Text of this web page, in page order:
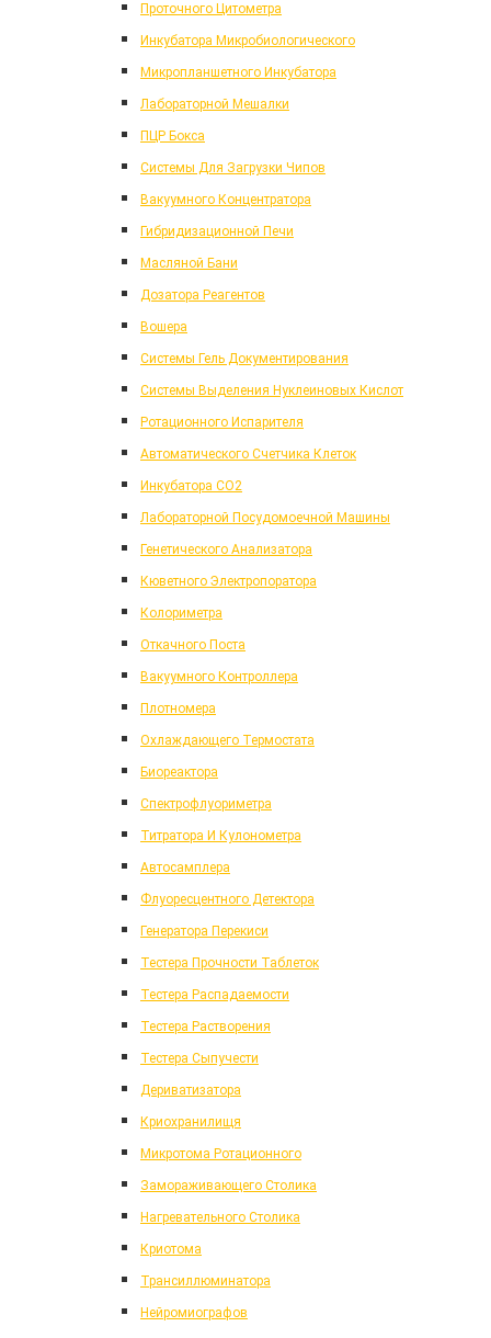
Проточного Цитометра
Инкубатора Микробиологического
Микропланшетного Инкубатора
Лабораторной Мешалки
ПЦР Бокса
Системы Для Загрузки Чипов
Вакуумного Концентратора
Гибридизационной Печи
Масляной Бани
Дозатора Реагентов
Вошера
Системы Гель Документирования
Системы Выделения Нуклеиновых Кислот
Ротационного Испарителя
Автоматического Счетчика Клеток
Инкубатора CO2
Лабораторной Посудомоечной Машины
Генетического Анализатора
Кюветного Электропоратора
Колориметра
Откачного Поста
Вакуумного Контроллера
Плотномера
Охлаждающего Термостата
Биореактора
Спектрофлуориметра
Титратора И Кулонометра
Автосамплера
Флуоресцентного Детектора
Генератора Перекиси
Тестера Прочности Таблеток
Тестера Распадаемости
Тестера Растворения
Тестера Сыпучести
Дериватизатора
Криохранилищя
Микротома Ротационного
Замораживающего Столика
Нагревательного Столика
Криотома
Трансиллюминатора
Нейромиографов